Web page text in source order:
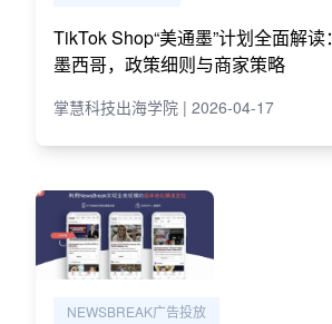
TikTok Shop“美通墨”计划全面解
墨西哥，政策细则与商家策略
掌慧科技出海学院 | 2026-04-17
NEWSBREAK广告投放